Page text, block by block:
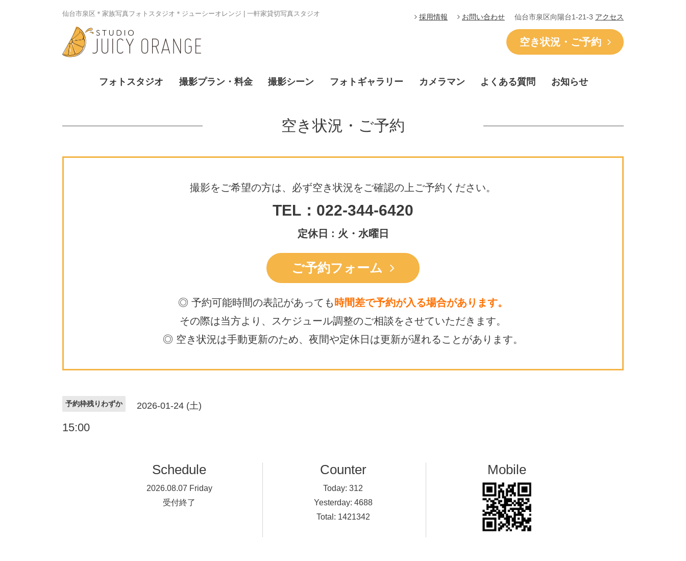
仙台市泉区＊家族写真フォトスタジオ＊ジューシーオレンジ | 一軒家貸切写真スタジオ 採用情報 お問い合わせ 仙台市泉区向陽台1-21-3 アクセス
空き状況・ご予約
フォトスタジオ 撮影プラン・料金 撮影シーン フォトギャラリー カメラマン よくある質問 お知らせ
空き状況・ご予約
撮影をご希望の方は、必ず空き状況をご確認の上ご予約ください。
TEL：022-344-6420
定休日 : 火・水曜日
ご予約フォーム
◎ 予約可能時間の表記があっても 時間差で予約が入る場合があります。
その際は当方より、スケジュール調整のご相談をさせていただきます。
◎ 空き状況は手動更新のため、 夜間や定休日は更新が遅れることがあります。
予約枠残りわずか 2026-01-24 (土)
15:00
Schedule
2026.08.07 Friday
受付終了
Counter
Today:312
Yesterday: 4688
Total: 1421342
Mobile